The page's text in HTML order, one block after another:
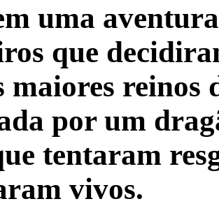
uma
que
maiores reinos
por um
tentaram
vivos.